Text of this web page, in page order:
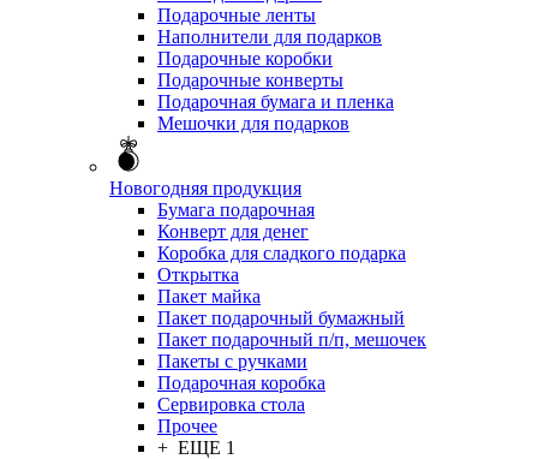
Подарочные ленты
Наполнители для подарков
Подарочные коробки
Подарочные конверты
Подарочная бумага и пленка
Мешочки для подарков
Новогодняя продукция
Бумага подарочная
Конверт для денег
Коробка для сладкого подарка
Открытка
Пакет майка
Пакет подарочный бумажный
Пакет подарочный п/п, мешочек
Пакеты с ручками
Подарочная коробка
Сервировка стола
Прочее
+ ЕЩЕ 1